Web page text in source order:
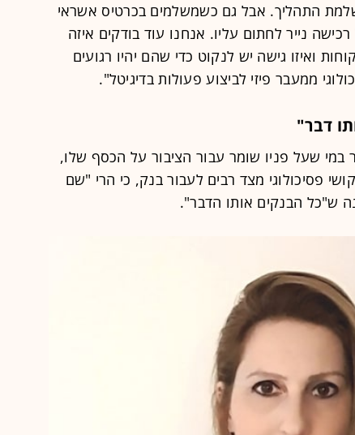
התהליך. אבל גם כשמשלמים בכרטיס אשראי
נייר לחתום עליו. אנחנו עוד בודקים איזה
ואיזו גישה יש לנקוט כדי שהם יהיו רגועים
ממעבר פיזי לביצוע פעולות בדיגיטל".
דבר"
במי שעל פניו שומר עבור הציבור על הכסף שלו,
פסיכולוגי מצד רבים לעבור בנק, כי הרי "שם
ש"כל הבנקים אותו הדבר".